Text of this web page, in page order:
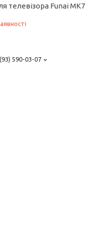
телевізора Funai MK7
590-03-07